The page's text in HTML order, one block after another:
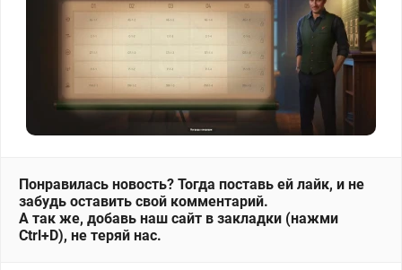
Понравилась новость? Тогда поставь ей лайк, и не
забудь оставить свой комментарий.
А так же, добавь наш сайт в закладки (нажми
Ctrl+D), не теряй нас.